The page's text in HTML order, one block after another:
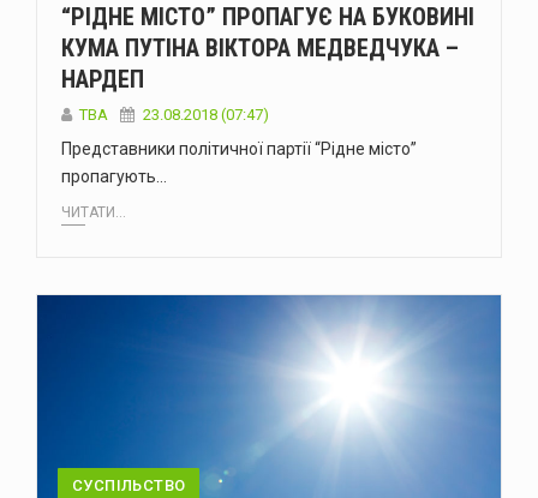
“РІДНЕ МІСТО” ПРОПАГУЄ НА БУКОВИНІ
КУМА ПУТІНА ВІКТОРА МЕДВЕДЧУКА –
НАРДЕП
TBA 23.08.2018 (07:47)
Представники політичної партії “Рідне місто”
пропагують…
ЧИТАТИ...
СУСПІЛЬСТВО